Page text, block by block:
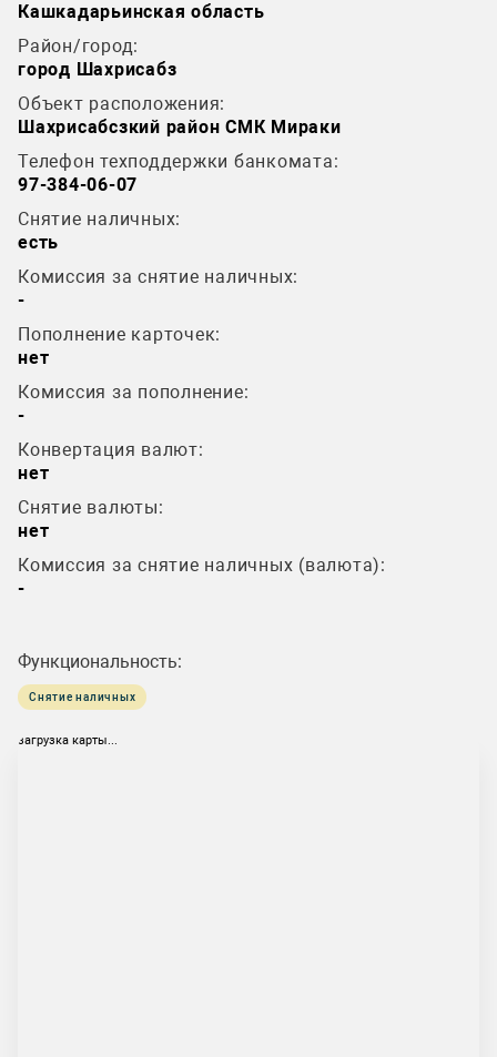
Кашкадарьинская область
Район/город:
город Шахрисабз
Объект расположения:
Шахрисабсзкий район СМК Мираки
Телефон техподдержки банкомата:
97-384-06-07
Снятие наличных:
есть
Комиссия за снятие наличных:
-
Пополнение карточек:
нет
Комиссия за пополнение:
-
Конвертация валют:
нет
Снятие валюты:
нет
Комиссия за снятие наличных (валюта):
-
Функциональность:
Снятие наличных
загрузка карты...